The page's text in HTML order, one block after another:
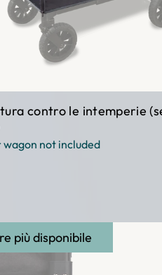
contro le intemperie
not included
più disponibile